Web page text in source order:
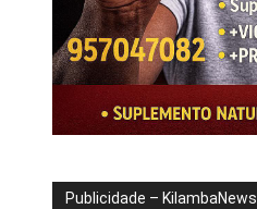
Publicidade – KilambaNews